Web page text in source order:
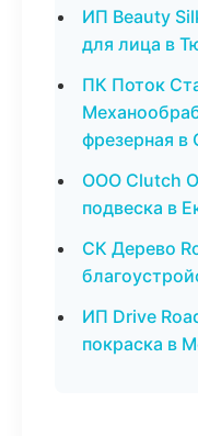
ИП Beauty
для лица в
ПК Поток
фрезерная в
ООО Clutch
подвеска в
СК Дерево
ИП Drive
покраска в